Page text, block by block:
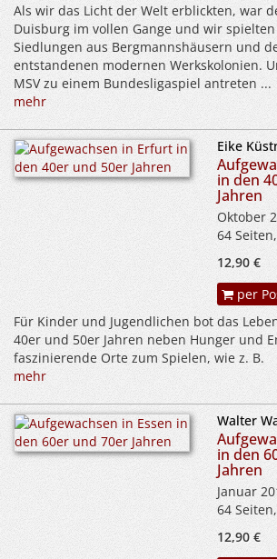
Als wir das Licht der Welt erblickten, war
Duisburg im vollen Gange und wir
Siedlungen aus Bergmannshäusern und
entstandenen modernen Werkskolonien.
MSV zu einem Bundesligaspiel antreten ...
mehr
Eike
in den
Jahren
Oktober
64
12,90 €
per
Für Kinder und Jugendlichen bot das
40er und 50er Jahren neben Hunger und
faszinierende Orte zum Spielen, wie z. B.
mehr
Walter
in den
Jahren
Januar
64
12,90 €